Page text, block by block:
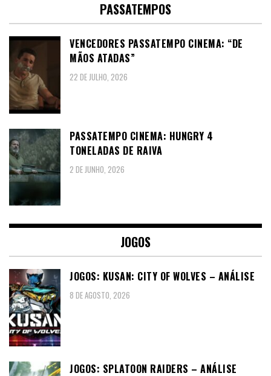
PASSATEMPOS
VENCEDORES PASSATEMPO CINEMA: “DE
MÃOS ATADAS”
22 DE JULHO, 2026
PASSATEMPO CINEMA: HUNGRY 4
TONELADAS DE RAIVA
2 DE JUNHO, 2026
JOGOS
JOGOS: KUSAN: CITY OF WOLVES – ANÁLISE
8 DE AGOSTO, 2026
JOGOS: SPLATOON RAIDERS – ANÁLISE